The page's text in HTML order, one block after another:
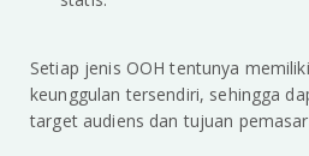
Setiap jenis OOH tentunya
keunggulan tersendiri, sehingga
target audiens dan tujuan